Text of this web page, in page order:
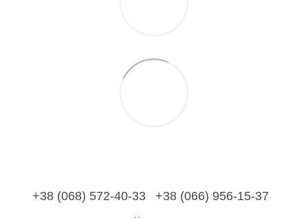
+38 (068) 572-40-33 +38 (066) 956-15-37